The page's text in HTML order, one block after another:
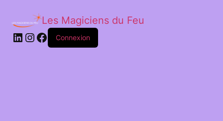
Les Magiciens du Feu
LinkedIn
Instagram
Facebook
Connexion